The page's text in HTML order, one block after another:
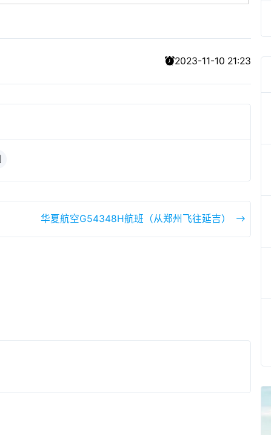
2023-11-10 21:23
华夏航空G54348H航班（从郑州飞往延吉）